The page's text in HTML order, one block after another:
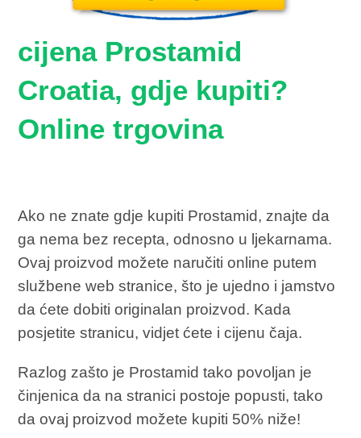
cijena Prostamid
Croatia, gdje kupiti?
Online trgovina
Ako ne znate gdje kupiti Prostamid, znajte da
ga nema bez recepta, odnosno u ljekarnama.
Ovaj proizvod možete naručiti online putem
službene web stranice, što je ujedno i jamstvo
da ćete dobiti originalan proizvod. Kada
posjetite stranicu, vidjet ćete i cijenu čaja.
Razlog zašto je Prostamid tako povoljan je
činjenica da na stranici postoje popusti, tako
da ovaj proizvod možete kupiti 50% niže!